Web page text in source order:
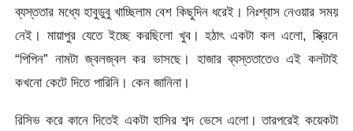
ব্যস্ততার মধ্যে হাবুডুবু খাচ্ছিলাম বেশ কিছুদিন ধরেই। নিঃশ্বাস নেওয়ার সময়
নেই। মায়াপুর যেতে ইচ্ছে করছিলো খুব। হঠাৎ একটা কল এলো, স্ক্রিনে
“পিপিন” নামটা জ্বলজ্বল কর ভাসছে। হাজার ব্যস্ততাতেও এই কলটাই
কখনো কেটে দিতে পারিনি। কেন জানিনা।
রিসিভ করে কানে দিতেই একটা হাসির শব্দ ভেসে এলো। তারপরেই কয়েকটা